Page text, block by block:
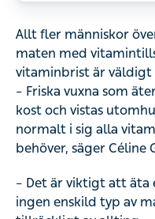
Allt fler människor
maten med
vitaminbrist är väldigt
– Friska vuxna som
kost och vistas
normalt i sig alla
behöver, säger Céline
– Det är viktigt att äta
ingen enskild typ av